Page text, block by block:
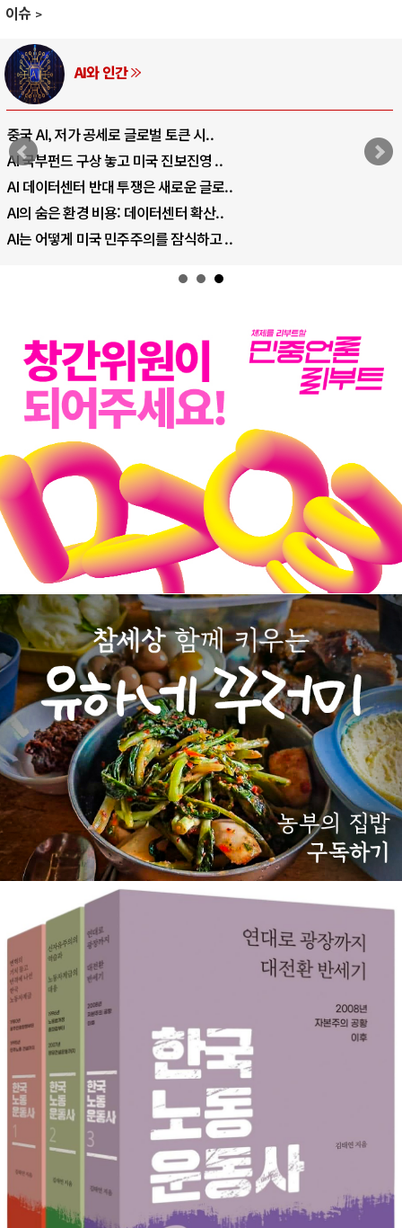
이슈
AI와 인간
중국 AI, 저가 공세로 글로벌 토큰 시..
AI 국부펀드 구상 놓고 미국 진보진영 ..
AI 데이터센터 반대 투쟁은 새로운 글로..
AI의 숨은 환경 비용: 데이터센터 확산..
AI는 어떻게 미국 민주주의를 잠식하고 ..